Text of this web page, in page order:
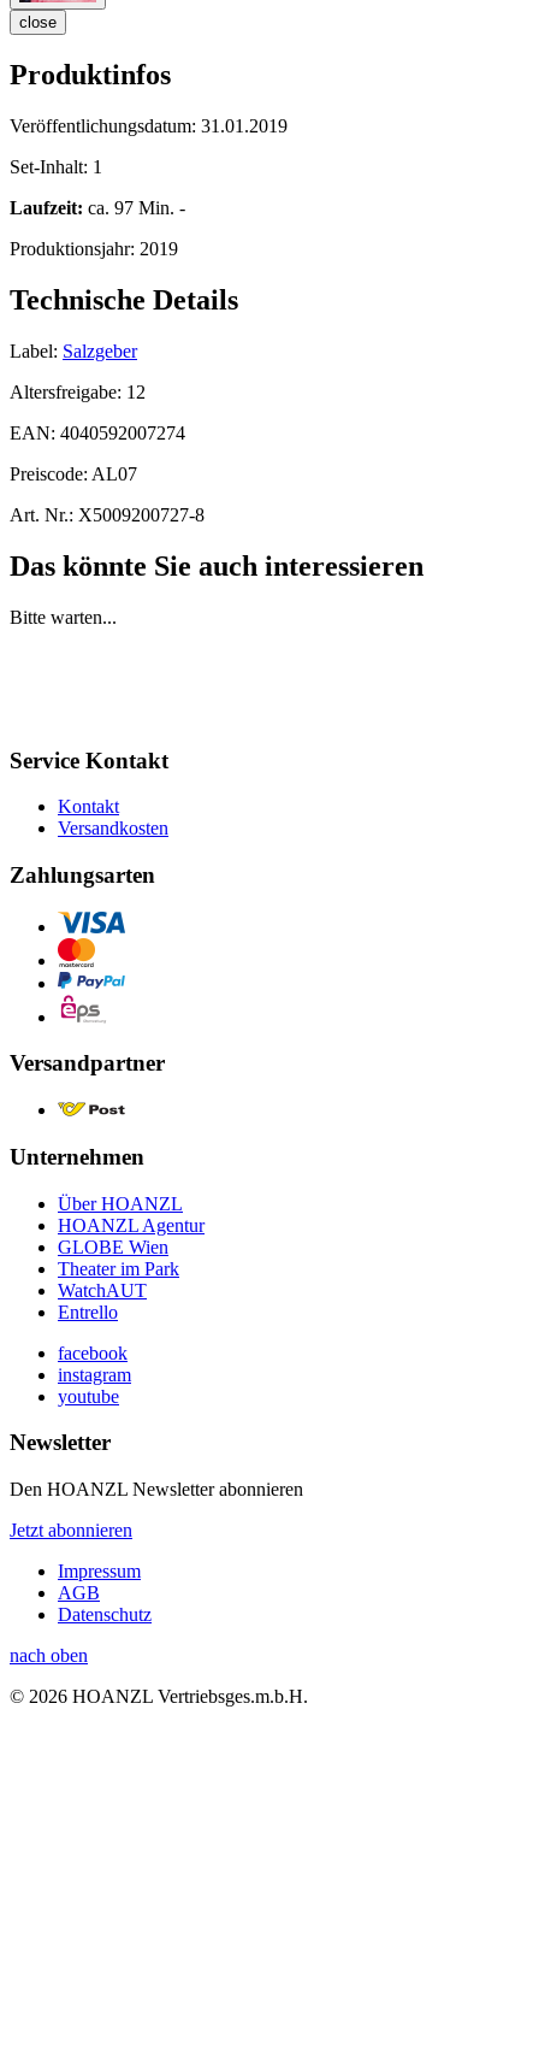
close
Produktinfos
Veröffentlichungsdatum: 31.01.2019
Set-Inhalt: 1
Laufzeit: ca. 97 Min. -
Produktionsjahr: 2019
Technische Details
Label: Salzgeber
Altersfreigabe: 12
EAN: 4040592007274
Preiscode: AL07
Art. Nr.: X5009200727-8
Das könnte Sie auch interessieren
Bitte warten...
Service Kontakt
Kontakt
Versandkosten
Zahlungsarten
Versandpartner
Unternehmen
Über HOANZL
HOANZL Agentur
GLOBE Wien
Theater im Park
WatchAUT
Entrello
facebook
instagram
youtube
Newsletter
Den HOANZL Newsletter abonnieren
Jetzt abonnieren
Impressum
AGB
Datenschutz
nach oben
© 2026 HOANZL Vertriebsges.m.b.H.